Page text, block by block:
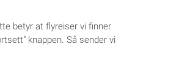
betyr at flyreiser vi finner
knappen. Så sender vi